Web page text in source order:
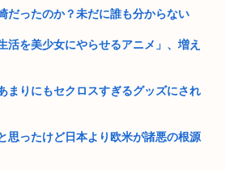
だったのか？未だに誰も分からない
活を美少女にやらせるアニメ」、増え
まりにもセクロスすぎるグッズにされ
思ったけど日本より欧米が諸悪の根源